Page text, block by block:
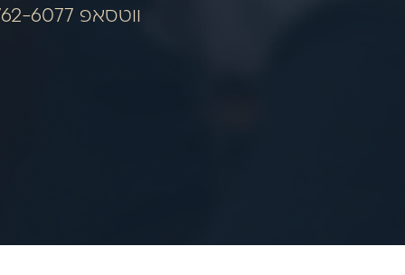
ווטסאפ 347-762-6077